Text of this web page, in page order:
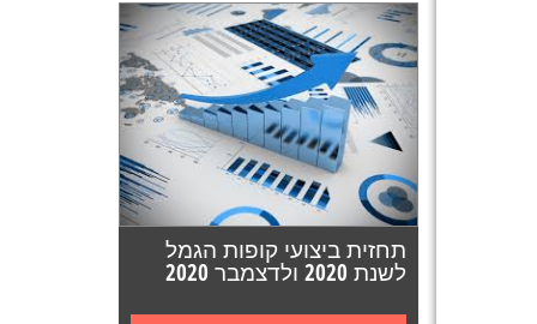
תחזית ביצועי קופות הגמל
לשנת 2020 ולדצמבר 2020